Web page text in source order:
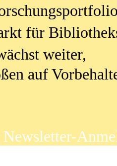
für
weiter,
auf